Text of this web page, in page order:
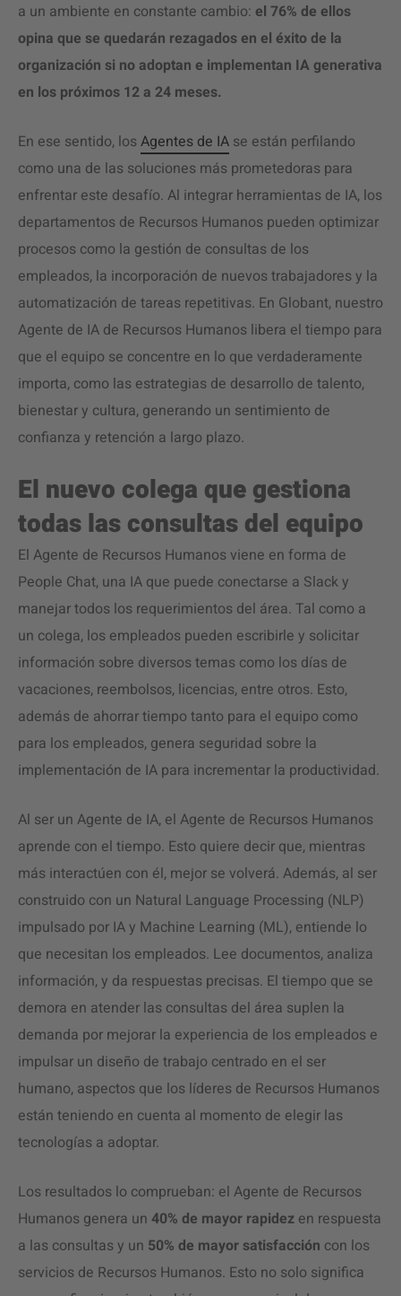
a un ambiente en constante cambio: el 76% de ellos
opina que se quedarán rezagados en el éxito de la
organización si no adoptan e implementan IA generativa
en los próximos 12 a 24 meses.
En ese sentido, losAgentes de IA se están perfilando
como una de las soluciones más prometedoras para
enfrentar este desafío. Al integrar herramientas de IA, los
departamentos de Recursos Humanos pueden optimizar
procesos como la gestión de consultas de los
empleados, la incorporación de nuevos trabajadores y la
automatización de tareas repetitivas. En Globant, nuestro
Agente de IA de Recursos Humanos libera el tiempo para
que el equipo se concentre en lo que verdaderamente
importa, como las estrategias de desarrollo de talento,
bienestar y cultura, generando un sentimiento de
confianza y retención a largo plazo.
El nuevo colega que gestiona
todas las consultas del equipo
El Agente de Recursos Humanos viene en forma de
People Chat, una IA que puede conectarse a Slack y
manejar todos los requerimientos del área. Tal como a
un colega, los empleados pueden escribirle y solicitar
información sobre diversos temas como los días de
vacaciones, reembolsos, licencias, entre otros. Esto,
además de ahorrar tiempo tanto para el equipo como
para los empleados, genera seguridad sobre la
implementación de IA para incrementar la productividad.
Al ser un Agente de IA, el Agente de Recursos Humanos
aprende con el tiempo. Esto quiere decir que, mientras
más interactúen con él, mejor se volverá. Además, al ser
construido con un Natural Language Processing (NLP)
impulsado por IA y Machine Learning (ML), entiende lo
que necesitan los empleados. Lee documentos, analiza
información, y da respuestas precisas. El tiempo que se
demora en atender las consultas del área suplen la
demanda por mejorar la experiencia de los empleados e
impulsar un diseño de trabajo centrado en el ser
humano, aspectos que los líderes de Recursos Humanos
están teniendo en cuenta al momento de elegir las
tecnologías a adoptar.
Los resultados lo comprueban: el Agente de Recursos
Humanos genera un 40% de mayor rapidez en respuesta
a las consultas y un 50% de mayor satisfacción con los
servicios de Recursos Humanos. Esto no solo significa